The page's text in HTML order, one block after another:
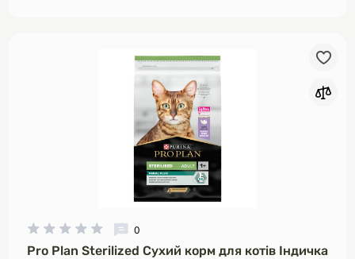
0
Pro Plan Sterilized Сухий корм для котів Індичка